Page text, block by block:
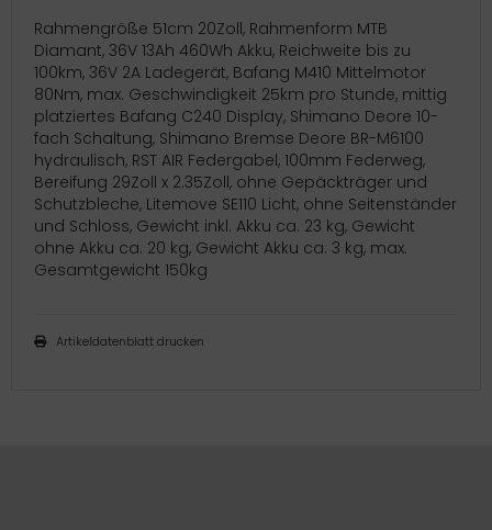
Rahmengröße 51cm 20Zoll, Rahmenform MTB
Diamant, 36V 13Ah 460Wh Akku, Reichweite bis zu
100km, 36V 2A Ladegerät, Bafang M410 Mittelmotor
80Nm, max. Geschwindigkeit 25km pro Stunde, mittig
platziertes Bafang C240 Display, Shimano Deore 10-
fach Schaltung, Shimano Bremse Deore BR-M6100
hydraulisch, RST AIR Federgabel, 100mm Federweg,
Bereifung 29Zoll x 2.35Zoll, ohne Gepäckträger und
Schutzbleche, Litemove SE110 Licht, ohne Seitenständer
und Schloss, Gewicht inkl. Akku ca. 23 kg, Gewicht
ohne Akku ca. 20 kg, Gewicht Akku ca. 3 kg, max.
Gesamtgewicht 150kg
Artikeldatenblatt drucken